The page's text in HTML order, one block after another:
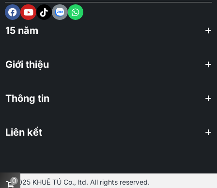
15 năm
Giới thiệu
Thông tin
Liên kết
2025 KHUÊ TÚ Co., ltd. All rights reserved.
0